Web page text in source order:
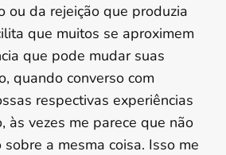
ou da rejeição que produzia
que muitos se aproximem
que pode mudar suas
quando converso com
respectivas experiências
às vezes me parece que não
a mesma coisa. Isso me